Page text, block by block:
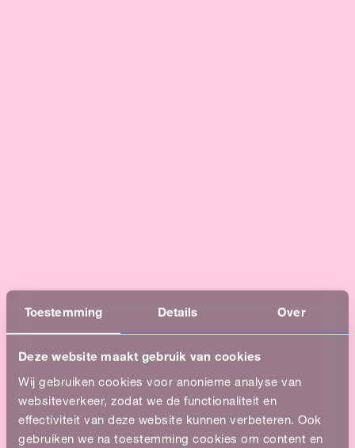
Toestemming Details Over
Deze website maakt gebruik van cookies
Wij gebruiken cookies voor anonieme analyse van
websiteverkeer, zodat we de functionaliteit en
effectiviteit van deze website kunnen verbeteren. Ook
gebruiken we na toestemming cookies om content en